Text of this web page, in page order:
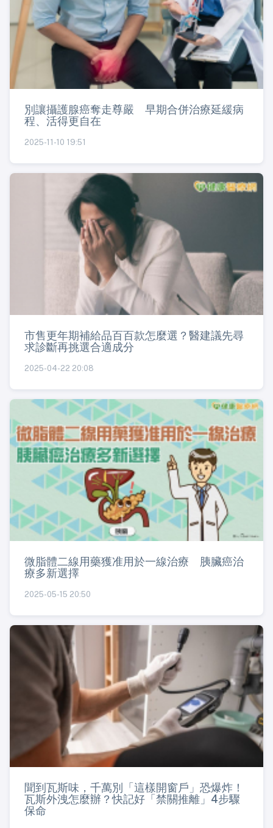
別讓攝護腺癌奪走尊嚴 早期合併治療延緩病
程、活得更自在
2025-11-10 19:51
市售更年期補給品百百款怎麼選？醫建議先尋
求診斷再挑選合適成分
2025-04-22 20:08
微脂體二線用藥獲准用於一線治療 胰臟癌治
療多新選擇
2025-05-15 20:50
聞到瓦斯味，千萬別「這樣開窗戶」恐爆炸！
瓦斯外洩怎麼辦？快記好「禁關推離」4步驟
保命